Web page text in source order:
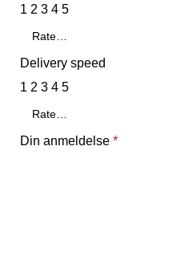
1 2 3 4 5
Delivery speed
1 2 3 4 5
Din anmeldelse *